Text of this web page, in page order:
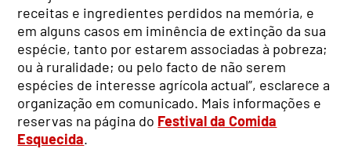
receitas e ingredientes perdidos na memória, e
em alguns casos em iminência de extinção da sua
espécie, tanto por estarem associadas à pobreza;
ou à ruralidade; ou pelo facto de não serem
espécies de interesse agrícola actual”, esclarece a
organização em comunicado. Mais informações e
reservas na página do Festival da Comida
Esquecida.